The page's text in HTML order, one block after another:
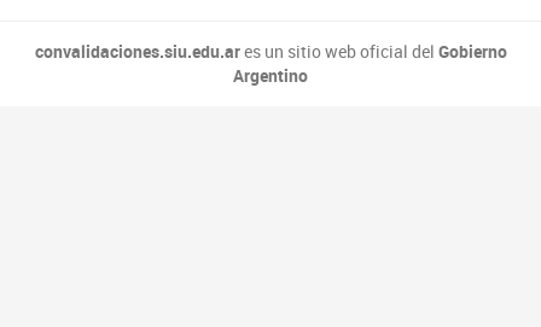
convalidaciones.siu.edu.ares un sitio web oficial del Gobierno
Argentino